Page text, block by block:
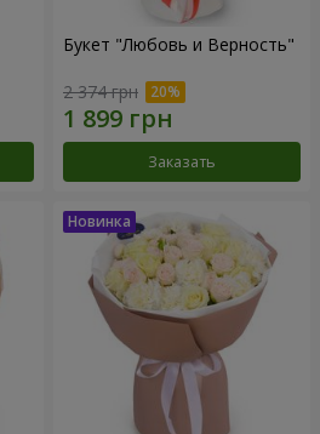
Букет "Любовь и Верность"
2 374 грн
Заказать